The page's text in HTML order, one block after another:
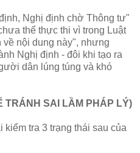
Nghị định chờ Thông tư"
thể thực thi vì trong Luật
nội dung này", nhưng
Nghị định - đôi khi tạo ra
dân lúng túng và khó
TRÁNH SAI LẦM PHÁP LÝ)
kiểm tra 3 trạng thái sau của